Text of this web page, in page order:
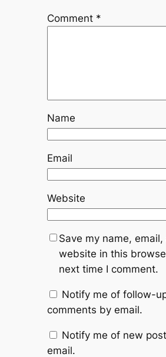
Comment *
Name
Email
Website
Save my name, email,
website in this
next time I comment.
Notify me of follow-
comments by email.
Notify me of new
email.